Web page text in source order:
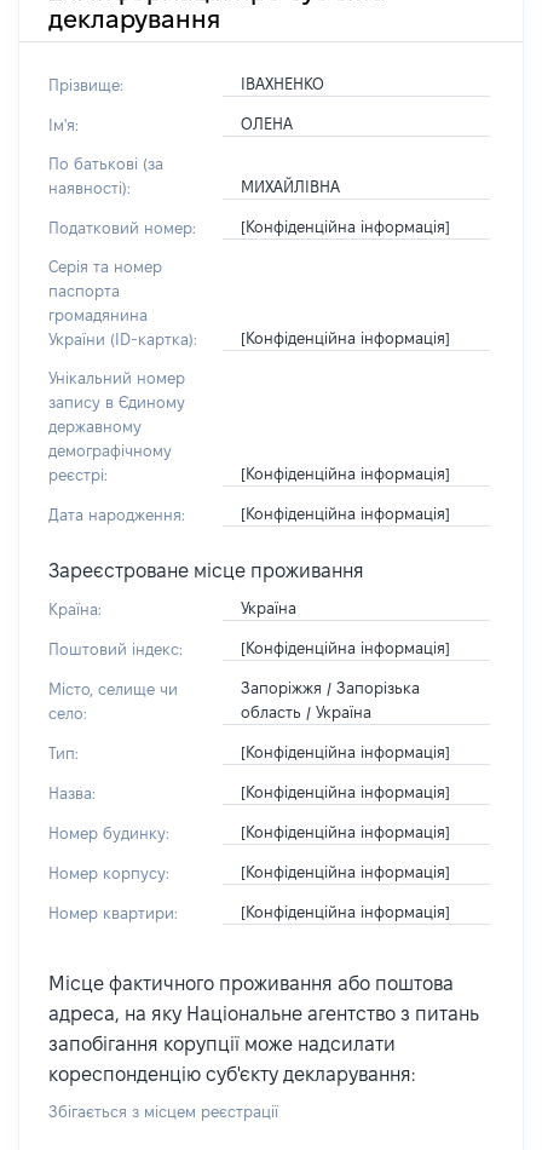
декларування
Прізвище: ІВАХНЕНКО
Ім'я: ОЛЕНА
По батькові (за
наявності):
МИХАЙЛІВНА
Податковий номер: [Конфіденційна інформація]
Серія та номер
паспорта
громадянина
України (ID-картка):
[Конфіденційна інформація]
Унікальний номер
запису в Єдиному
державному
демографічному
реєстрі:
[Конфіденційна інформація]
Дата народження: [Конфіденційна інформація]
Зареєстроване місце проживання
Країна: Україна
Поштовий індекс: [Конфіденційна інформація]
Місто, селище чи
село:
Запоріжжя / Запорізька
область / Україна
Тип: [Конфіденційна інформація]
Назва: [Конфіденційна інформація]
Номер будинку: [Конфіденційна інформація]
Номер корпусу: [Конфіденційна інформація]
Номер квартири: [Конфіденційна інформація]
Місце фактичного проживання або поштова
адреса, на яку Національне агентство з питань
запобігання корупції може надсилати
кореспонденцію суб'єкту декларування:
Збігається з місцем реєстрації